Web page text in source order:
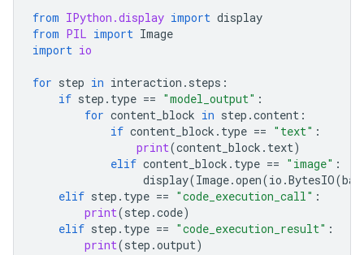
from IPython.display import display
from PIL import Image
import io
for step in interaction . steps :
if step . type == "model_output" :
for content_block in step .content :
if content_block . type == "text" :
print(content_block . text)
elif content_block . type == "image" :
display(Image.open(io .BytesIO(
elif step . type == "code_execution_call" :
print(step .code)
elif step . type == "code_execution_result" :
print(step .output)